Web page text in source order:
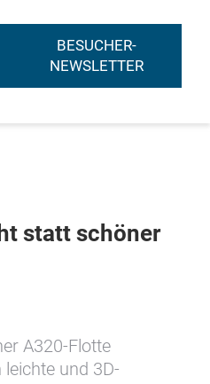
BESUCHER-
NEWSLETTER
statt schöner
A320-Flotte
und 3D-